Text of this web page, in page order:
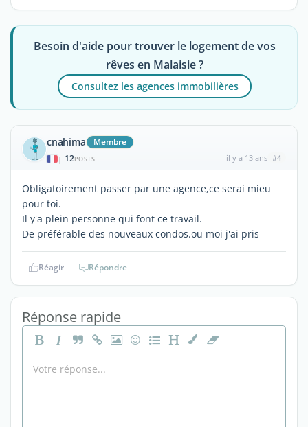
Besoin d'aide pour trouver le logement de vos
rêves en Malaisie ?
Consultez les agences immobilières
cnahima Membre
| 12POSTS il y a 13 ans #4
Obligatoirement passer par une agence,ce serai mieu
pour toi.
Il y'a plein personne qui font ce travail.
De préférable des nouveaux condos.ou moi j'ai pris
Réagir Répondre
Réponse rapide